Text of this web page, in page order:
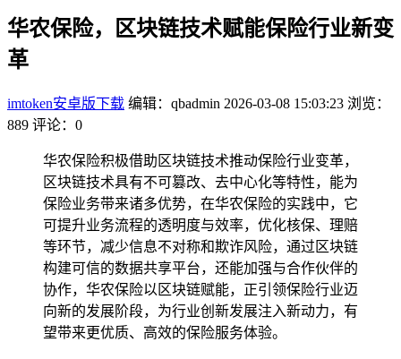
华农保险，区块链技术赋能保险行业新变
革
imtoken安卓版下载 编辑：qbadmin 2026-03-08 15:03:23 浏览：
889 评论：0
华农保险积极借助区块链技术推动保险行业变革，
区块链技术具有不可篡改、去中心化等特性，能为
保险业务带来诸多优势，在华农保险的实践中，它
可提升业务流程的透明度与效率，优化核保、理赔
等环节，减少信息不对称和欺诈风险，通过区块链
构建可信的数据共享平台，还能加强与合作伙伴的
协作，华农保险以区块链赋能，正引领保险行业迈
向新的发展阶段，为行业创新发展注入新动力，有
望带来更优质、高效的保险服务体验。